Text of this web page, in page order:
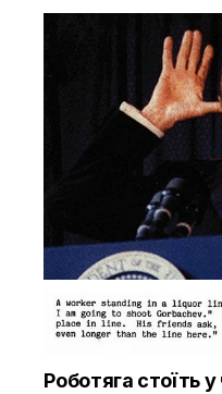
Роботяга стоїть у